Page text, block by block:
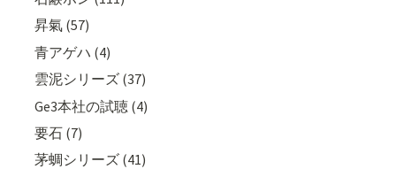
昇氣 (57)
青アゲハ (4)
雲泥シリーズ (37)
Ge3本社の試聴 (4)
要石 (7)
茅蜩シリーズ (41)